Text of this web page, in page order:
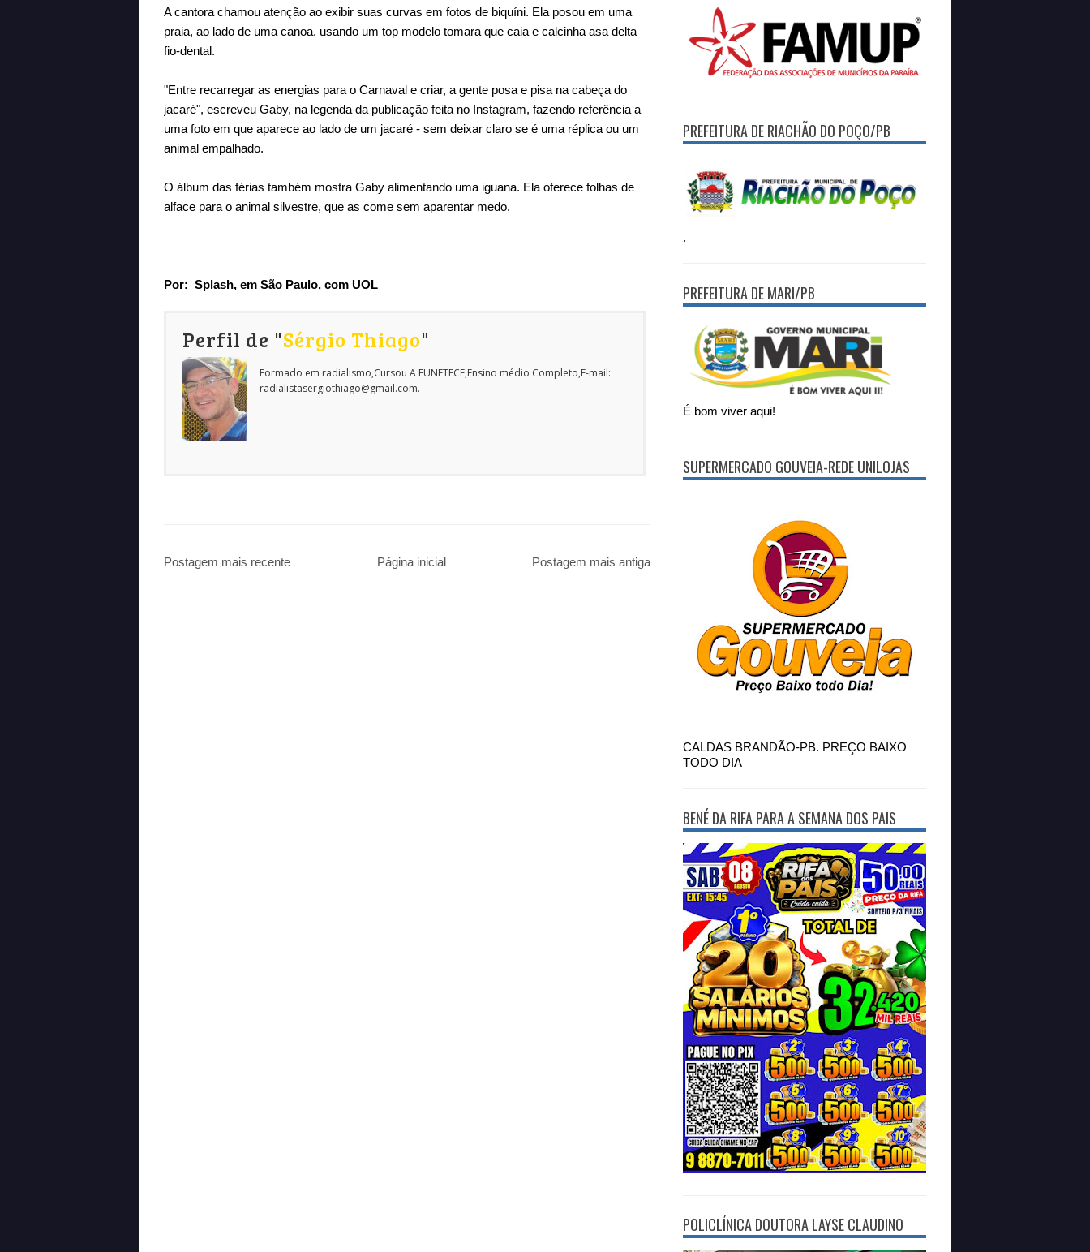
A cantora chamou atenção ao exibir suas curvas em fotos de biquíni. Ela posou em uma
praia, ao lado de uma canoa, usando um top modelo tomara que caia e calcinha asa delta
fio-dental.
"Entre recarregar as energias para o Carnaval e criar, a gente posa e pisa na cabeça do
jacaré", escreveu Gaby, na legenda da publicação feita no Instagram, fazendo referência a
uma foto em que aparece ao lado de um jacaré - sem deixar claro se é uma réplica ou um
animal empalhado.
O álbum das férias também mostra Gaby alimentando uma iguana. Ela oferece folhas de
alface para o animal silvestre, que as come sem aparentar medo.
Por: Splash, em São Paulo, com UOL
Perfil de "Sérgio Thiago"
Formado em radialismo,Cursou A FUNETECE,Ensino médio Completo,E-mail:
radialistasergiothiago@gmail.com.
Postagem mais recente Postagem mais antiga
Página inicial
PREFEITURA DE RIACHÃO DO POÇO/PB
.
PREFEITURA DE MARI/PB
É bom viver aqui!
SUPERMERCADO GOUVEIA-REDE UNILOJAS
CALDAS BRANDÃO-PB. PREÇO BAIXO
TODO DIA
BENÉ DA RIFA PARA A SEMANA DOS PAIS
POLICLÍNICA DOUTORA LAYSE CLAUDINO